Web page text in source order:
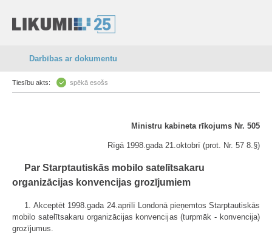
Darbības ar dokumentu
Tiesību akts: spēkā esošs
Ministru kabineta rīkojums Nr. 505
Rīgā 1998.gada 21.oktobrī (prot. Nr. 57 8.§)
Par Starptautiskās mobilo satelītsakaru
organizācijas konvencijas grozījumiem
1. Akceptēt 1998.gada 24.aprīlī Londonā pieņemtos Starptautiskās
mobilo satelītsakaru organizācijas konvencijas (turpmāk - konvencija)
grozījumus.